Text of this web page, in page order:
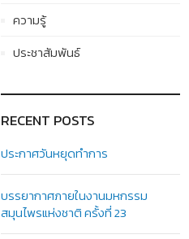
ความรู้
ประชาสัมพันธ์
RECENT POSTS
ประกาศวันหยุดทำการ
บรรยากาศภายในงานมหกรรม
สมุนไพรแห่งชาติ ครั้งที่ 23